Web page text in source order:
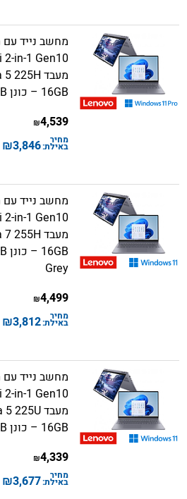
16GB – כונן 1TB – צבע Luna Grey
4,539
₪
מחיר
באילת:3,846
₪
Grey
4,499
₪
מחיר
באילת:3,812
₪
16GB – כונן 1TB – צבע Luna Grey
4,339
₪
מחיר
באילת:3,677
₪